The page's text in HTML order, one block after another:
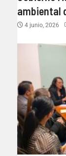
ambiental
4 junio, 2026